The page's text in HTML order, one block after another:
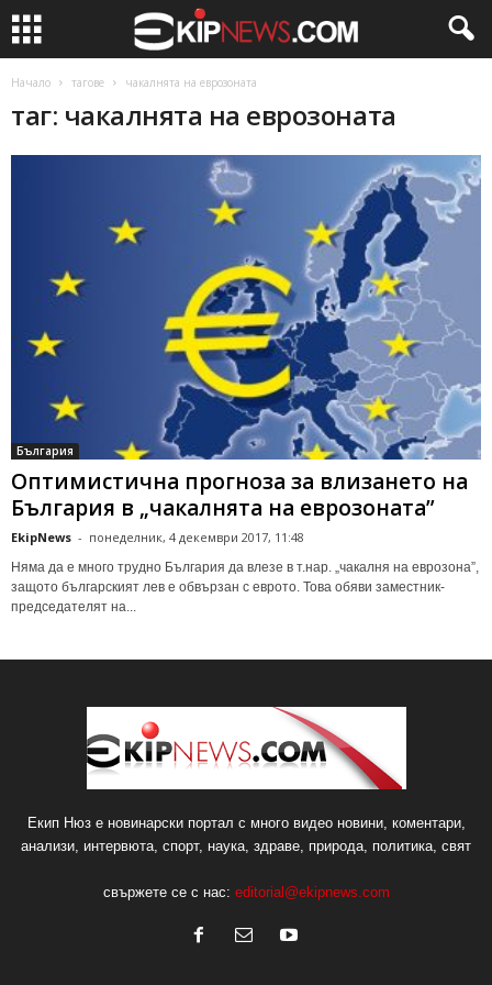
Начало тагове чакалнята на еврозоната
таг: чакалнята на еврозоната
България
Оптимистична прогноза за влизането на
България в „чакалнята на еврозоната”
EkipNews - понеделник, 4 декември 2017, 11:48
Няма да е много трудно България да влезе в т.нар. „чакалня на еврозона”,
защото българският лев е обвързан с еврото. Това обяви заместник-
председателят на...
Екип Нюз е новинарски портал с много видео новини, коментари,
анализи, интервюта, спорт, наука, здраве, природа, политика, свят
свържете се с нас: editorial@ekipnews.com